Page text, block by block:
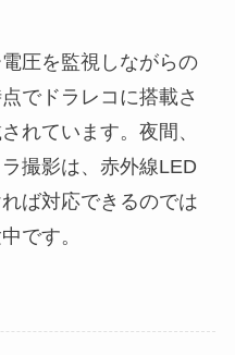
圧を監視しながらの
でドラレコに搭載さ
れています。夜間、
撮影は、赤外線LED
ば対応できるのでは
です。